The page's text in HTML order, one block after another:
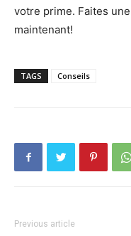
votre prime. Faites une
maintenant!
TAGS Conseils
Previous article